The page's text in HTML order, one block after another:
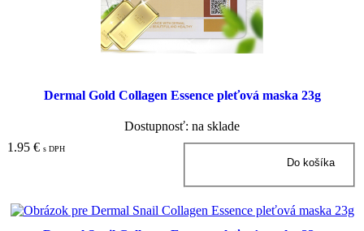
Dermal Gold Collagen Essence pleťová maska 23g
Dostupnosť: na sklade
1.95 € s DPH